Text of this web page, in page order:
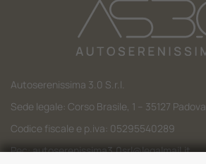
Autoserenissima 3.0 S.r.l.
Sede legale: Corso Brasile, 1 – 35127 Padova
Codice fiscale e p.iva: 05295540289
Pec:autoserenissima3.0srl@legalmail.it